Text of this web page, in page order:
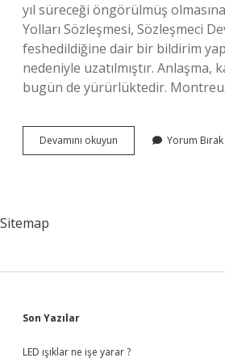
yıl süreceği öngörülmüş
Yolları Sözleşmesi, Sözleşmeci
feshedildiğine dair bir bildirim
nedeniyle uzatılmıştır. Anlaşma,
bugün de yürürlüktedir.
Devamını okuyun
Boğazlar
Yorum Bırak
Sitemap
Sidebar
Son Yazılar
LED ışıklar ne işe yarar ?